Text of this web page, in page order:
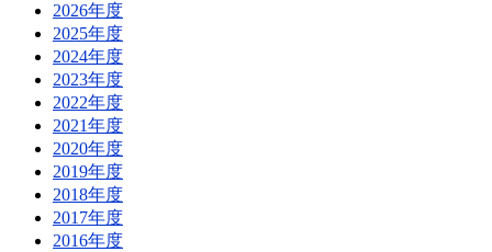
2026年度
2025年度
2024年度
2023年度
2022年度
2021年度
2020年度
2019年度
2018年度
2017年度
2016年度